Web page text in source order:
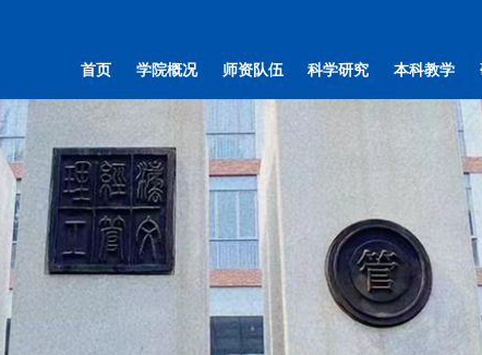
首页 学院概况 师资队伍 科学研究 本科教学